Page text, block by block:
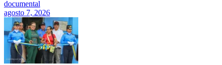
documental
agosto 7, 2026